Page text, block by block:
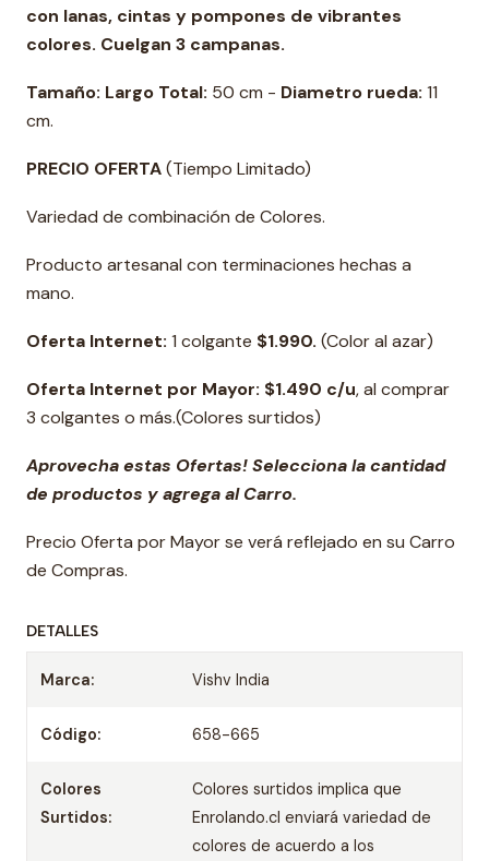
con lanas, cintas y pompones de vibrantes
colores. Cuelgan 3 campanas.
Tamaño: Largo Total: 50 cm - Diametro rueda: 11
cm.
PRECIO OFERTA(Tiempo Limitado)
Variedad de combinación de Colores.
Producto artesanal con terminaciones hechas a
mano.
Oferta Internet: 1 colgante $1.990. (Color al azar)
Oferta Internet por Mayor: $1.490 c/u, al comprar
3 colgantes o más.(Colores surtidos)
Aprovecha estas Ofertas! Selecciona la cantidad
de productos y agrega al Carro.
Precio Oferta por Mayor se verá reflejado en su Carro
de Compras.
DETALLES
Marca: Vishv India
Código: 658-665
Colores
Surtidos:
Colores surtidos implica que
Enrolando.cl enviará variedad de
colores de acuerdo a los